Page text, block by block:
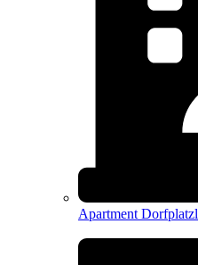
Apartment Dorfplatzl